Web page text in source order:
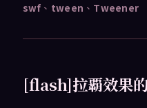
swf 、 tween 、 Tweener
[flash]拉覇效果